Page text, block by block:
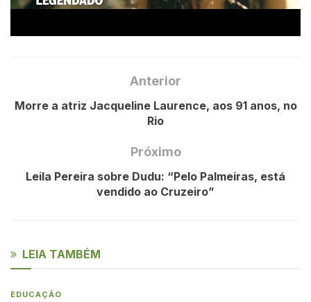
Anterior
Morre a atriz Jacqueline Laurence, aos 91 anos, no
Rio
Próximo
Leila Pereira sobre Dudu: “Pelo Palmeiras, está
vendido ao Cruzeiro”
LEIA TAMBÉM
EDUCAÇÃO